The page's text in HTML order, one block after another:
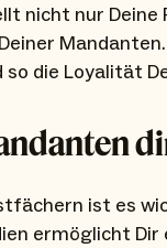
nicht nur
so die Loyalität
ist es
ermöglicht